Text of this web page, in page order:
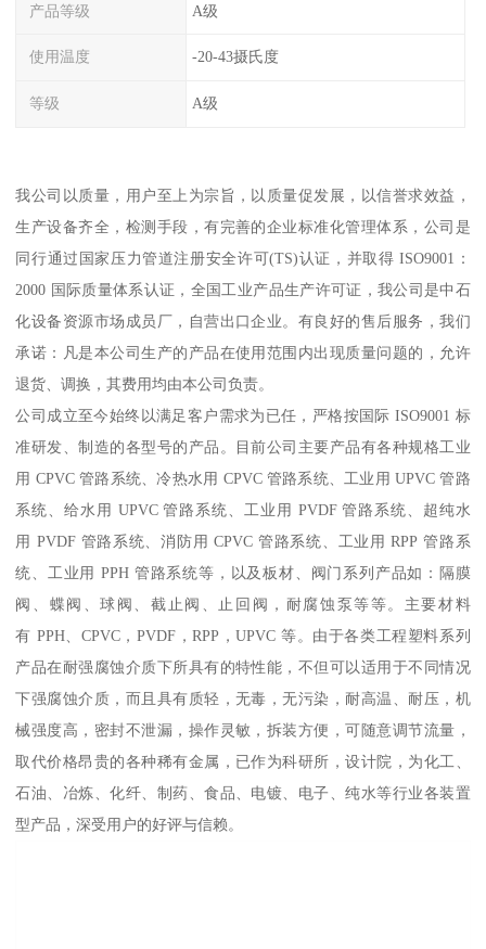
产品等级 A级
使用温度 -20-43摄氏度
等级 A级
我公司以质量，用户至上为宗旨，以质量促发展，以信誉求效益，
生产设备齐全，检测手段，有完善的企业标准化管理体系，公司是
同行通过国家压力管道注册安全许可(TS)认证，并取得 ISO9001：
2000 国际质量体系认证，全国工业产品生产许可证，我公司是中石
化设备资源市场成员厂，自营出口企业。有良好的售后服务，我们
承诺：凡是本公司生产的产品在使用范围内出现质量问题的，允许
退货、调换，其费用均由本公司负责。
公司成立至今始终以满足客户需求为已任，严格按国际 ISO9001 标
准研发、制造的各型号的产品。目前公司主要产品有各种规格工业
用 CPVC 管路系统、冷热水用 CPVC 管路系统、工业用 UPVC 管路
系统、给水用 UPVC 管路系统、工业用 PVDF 管路系统、超纯水
用 PVDF 管路系统、消防用 CPVC 管路系统、工业用 RPP 管路系
统、工业用 PPH 管路系统等，以及板材、阀门系列产品如：隔膜
阀、蝶阀、球阀、截止阀、止回阀，耐腐蚀泵等等。主要材料
有 PPH、CPVC，PVDF，RPP，UPVC 等。由于各类工程塑料系列
产品在耐强腐蚀介质下所具有的特性能，不但可以适用于不同情况
下强腐蚀介质，而且具有质轻，无毒，无污染，耐高温、耐压，机
械强度高，密封不泄漏，操作灵敏，拆装方便，可随意调节流量，
取代价格昂贵的各种稀有金属，已作为科研所，设计院，为化工、
石油、冶炼、化纤、制药、食品、电镀、电子、纯水等行业各装置
型产品，深受用户的好评与信赖。